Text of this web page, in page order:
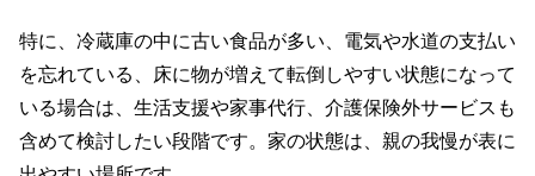
特に、冷蔵庫の中に古い食品が多い、電気や水道の支払い
を忘れている、床に物が増えて転倒しやすい状態になって
いる場合は、生活支援や家事代行、介護保険外サービスも
含めて検討したい段階です。家の状態は、親の我慢が表に